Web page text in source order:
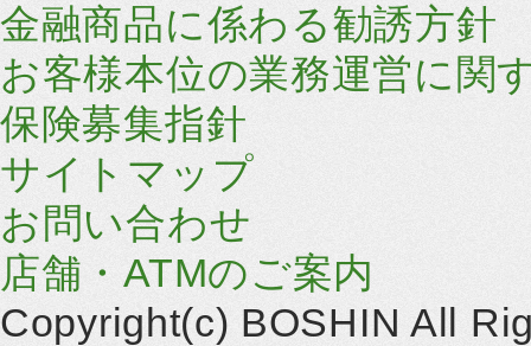
金融商品に係わる勧誘方針
お客様本位の業務運営に関
保険募集指針
サイトマップ
お問い合わせ
店舗・ATMのご案内
Copyright(c) BOSHIN All